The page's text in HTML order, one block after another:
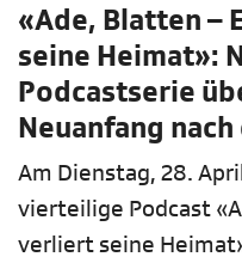
«Ade, Blatten –
seine Heimat»:
Podcastserie
Neuanfang
Am Dienstag, 28.
vierteilige Podcast
verliert seine